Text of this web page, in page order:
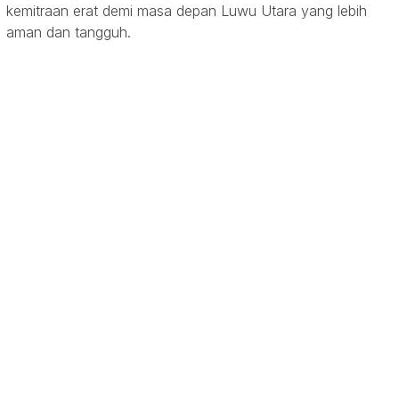
kemitraan erat demi masa depan Luwu Utara yang lebih
aman dan tangguh.